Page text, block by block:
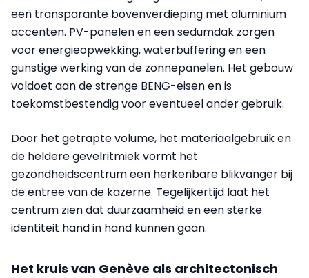
een transparante bovenverdieping met aluminium
accenten. PV-panelen en een sedumdak zorgen
voor energieopwekking, waterbuffering en een
gunstige werking van de zonnepanelen. Het gebouw
voldoet aan de strenge BENG-eisen en is
toekomstbestendig voor eventueel ander gebruik.
Door het getrapte volume, het materiaalgebruik en
de heldere gevelritmiek vormt het
gezondheidscentrum een herkenbare blikvanger bij
de entree van de kazerne. Tegelijkertijd laat het
centrum zien dat duurzaamheid en een sterke
identiteit hand in hand kunnen gaan.
Het kruis van Genève als architectonisch